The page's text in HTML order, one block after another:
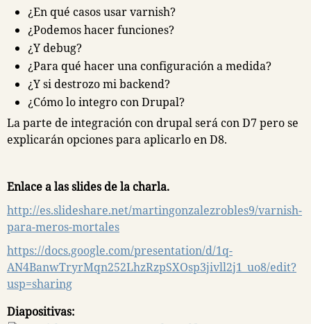
¿En qué casos usar varnish?
¿Podemos hacer funciones?
¿Y debug?
¿Para qué hacer una configuración a medida?
¿Y si destrozo mi backend?
¿Cómo lo integro con Drupal?
La parte de integración con drupal será con D7 pero se
explicarán opciones para aplicarlo en D8.
Enlace a las slides de la charla.
http://es.slideshare.net/martingonzalezrobles9/varnish-
para-meros-mortales
https://docs.google.com/presentation/d/1q-
AN4BanwTryrMqn252LhzRzpSXOsp3jivll2j1_uo8/edit?
usp=sharing
Diapositivas: